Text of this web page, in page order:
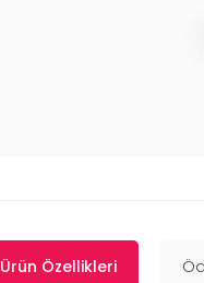
Ürün Özellikleri